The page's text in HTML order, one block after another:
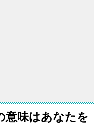
意味はあなたを